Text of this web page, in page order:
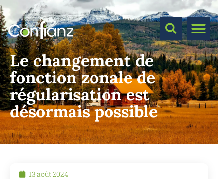
Le changement de
fonction zonale de
régularisation est
désormais possible
13 août 2024